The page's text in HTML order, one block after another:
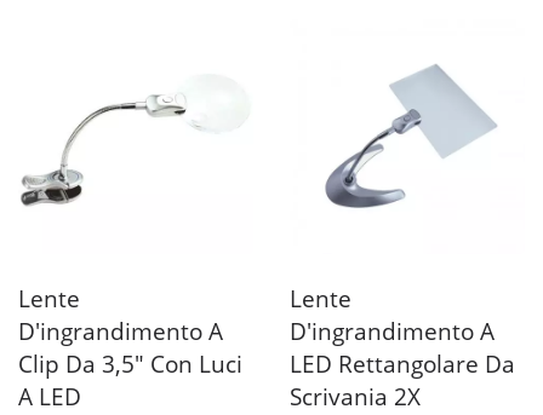
Lente
D'ingrandimento A
Clip Da 3,5" Con Luci
A LED
Lente
D'ingrandimento A
LED Rettangolare Da
Scrivania 2X